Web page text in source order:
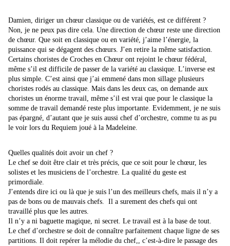
Damien, diriger un chœur classique ou de variétés, est ce différent ?
Non, je ne peux pas dire cela. Une direction de chœur reste une direction
de chœur. Que soit en classique ou en variété, j’aime l’énergie, la
puissance qui se dégagent des chœurs. J’en retire la même satisfaction.
Certains choristes de Croches en Chœur ont rejoint le chœur fédéral,
même s’il est difficile de passer de la variété au classique. L’inverse est
plus simple. C’est ainsi que j’ai emmené dans mon sillage plusieurs
choristes rodés au classique. Mais dans les deux cas, on demande aux
choristes un énorme travail, même s’il est vrai que pour le classique la
somme de travail demandé reste plus importante. Evidemment, je ne suis
pas épargné, d’autant que je suis aussi chef d’orchestre, comme tu as pu
le voir lors du Requiem joué à la Madeleine.
Quelles qualités doit avoir un chef ?
Le chef se doit être clair et très précis, que ce soit pour le chœur, les
solistes et les musiciens de l’orchestre. La qualité du geste est
primordiale.
J’entends dire ici ou là que je suis l’un des meilleurs chefs, mais il n’y a
pas de bons ou de mauvais chefs. Il a surement des chefs qui ont
travaillé plus que les autres.
Il n’y a ni baguette magique, ni secret. Le travail est à la base de tout.
Le chef d’orchestre se doit de connaître parfaitement chaque ligne de ses
partitions. Il doit repérer la mélodie du chef,, c’est-à-dire le passage des